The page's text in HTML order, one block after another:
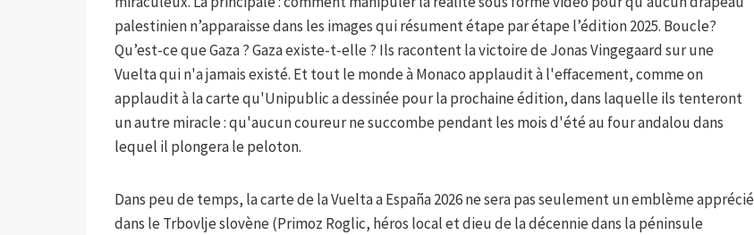
palestinien n’apparaisse dans les images qui résument étape par étape l’édition 2025. Boucle?
Qu’est-ce que Gaza ? Gaza existe-t-elle ? Ils racontent la victoire de Jonas Vingegaard sur une
Vuelta qui n'a jamais existé. Et tout le monde à Monaco applaudit à l'effacement, comme on
applaudit à la carte qu'Unipublic a dessinée pour la prochaine édition, dans laquelle ils tenteront
un autre miracle : qu'aucun coureur ne succombe pendant les mois d'été au four andalou dans
lequel il plongera le peloton.
Dans peu de temps, la carte de la Vuelta a España 2026 ne sera pas seulement un emblème apprécié
dans le Trbovlje slovène (Primoz Roglic, héros local et dieu de la décennie dans la péninsule